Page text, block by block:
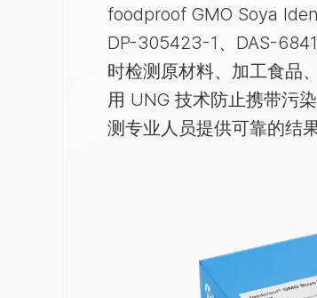
foodproof GMO Soya
DP-305423-1、DAS-
时检测原材料、加工食品
用 UNG 技术防止携带污
测专业人员提供可靠的结果